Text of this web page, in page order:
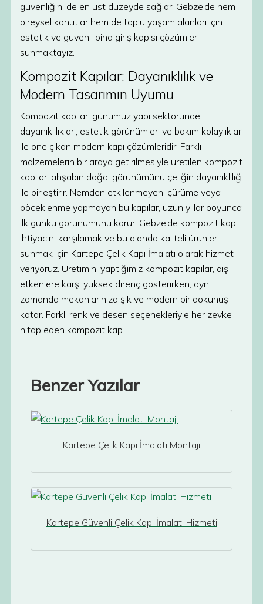
güvenliğini de en üst düzeyde sağlar. Gebze’de hem
bireysel konutlar hem de toplu yaşam alanları için
estetik ve güvenli bina giriş kapısı çözümleri
sunmaktayız.
Kompozit Kapılar: Dayanıklılık ve
Modern Tasarımın Uyumu
Kompozit kapılar, günümüz yapı sektöründe
dayanıklılıkları, estetik görünümleri ve bakım kolaylıkları
ile öne çıkan modern kapı çözümleridir. Farklı
malzemelerin bir araya getirilmesiyle üretilen kompozit
kapılar, ahşabın doğal görünümünü çeliğin dayanıklılığı
ile birleştirir. Nemden etkilenmeyen, çürüme veya
böceklenme yapmayan bu kapılar, uzun yıllar boyunca
ilk günkü görünümünü korur. Gebze’de kompozit kapı
ihtiyacını karşılamak ve bu alanda kaliteli ürünler
sunmak için Kartepe Çelik Kapı İmalatı olarak hizmet
veriyoruz. Üretimini yaptığımız kompozit kapılar, dış
etkenlere karşı yüksek direnç gösterirken, aynı
zamanda mekanlarınıza şık ve modern bir dokunuş
katar. Farklı renk ve desen seçenekleriyle her zevke
hitap eden kompozit kap
Benzer Yazılar
Kartepe Çelik Kapı İmalatı Montajı
Kartepe Güvenli Çelik Kapı İmalatı Hizmeti